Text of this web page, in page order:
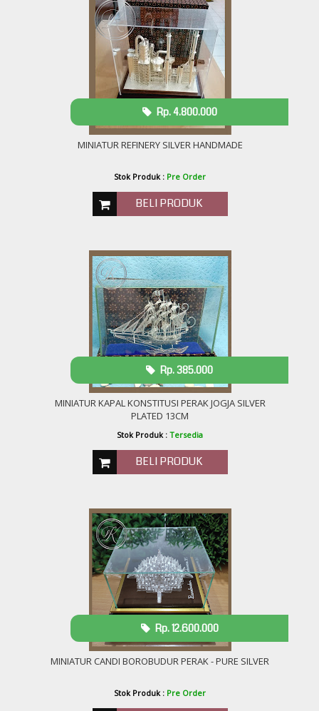
MINIATUR REFINERY SILVER HANDMADE
Rp. 4.800.000
Stok Produk : Pre Order
BELI PRODUK
MINIATUR KAPAL KONSTITUSI PERAK JOGJA SILVER
PLATED 13CM
Rp. 385.000
Stok Produk :Tersedia
BELI PRODUK
MINIATUR CANDI BOROBUDUR PERAK - PURE SILVER
Rp. 12.600.000
Stok Produk : Pre Order